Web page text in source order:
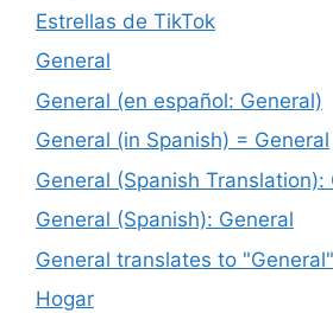
Estrellas de TikTok
General
General (en español: General)
General (in Spanish) = General
General (Spanish Translation):
General (Spanish): General
General translates to
Hogar